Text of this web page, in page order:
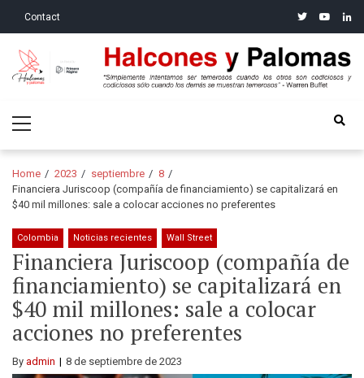
Contact twitteryoutube
Halcones y Palomas
Menu
Home 2023 septiembre
8
Financiera Juriscoop (compañía de financiamiento) se capitalizará en
$40 mil millones: sale a colocar acciones no preferentes
Colombia Noticias recientes Wall Street
Financiera Juriscoop (compañía de
financiamiento) se capitalizará en
$40 mil millones: sale a colocar
acciones no preferentes
By admin 8 de septiembre de 2023